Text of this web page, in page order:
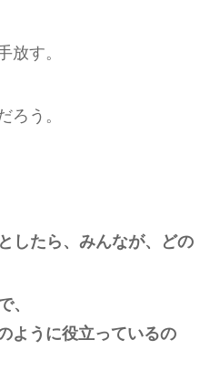
放す。
ろう。
したら、みんなが、どの
、
ように役立っているの